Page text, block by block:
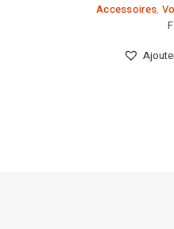
Accessoires,